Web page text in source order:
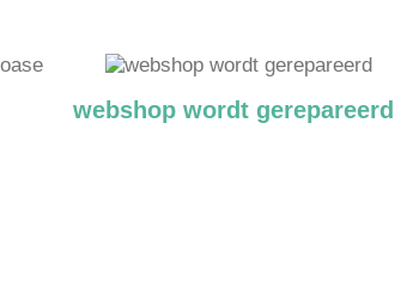
webshop wordt gerepareerd